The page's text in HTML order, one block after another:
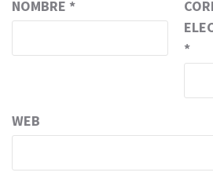
NOMBRE *
*
WEB